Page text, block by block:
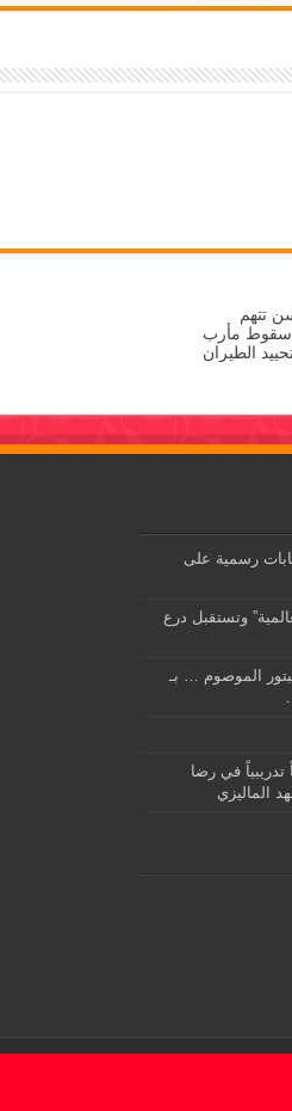
تتهم
سقوط مأرب
الطيران
رسمية على
وتستقبل درع
الموصوم … بـ
تدريبياً في رضا
الماليزي